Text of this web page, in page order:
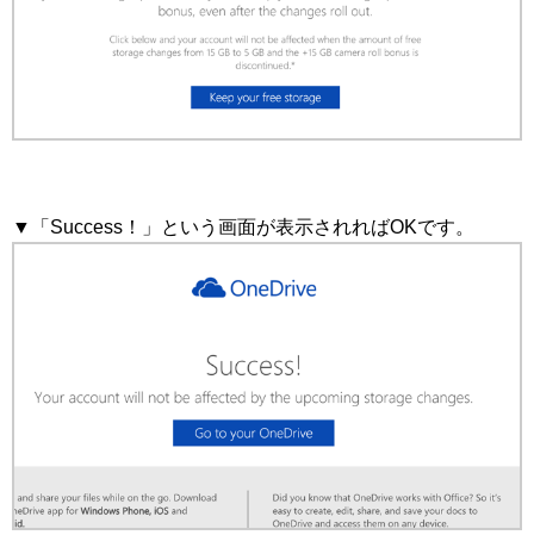
▼「Success！」という画面が表示されればOKです。